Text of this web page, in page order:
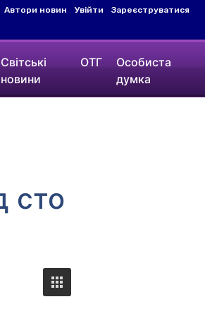
Автори новин Увійти Зареєструватися
Світські
новини
ОТГ
Особиста
думка
сто